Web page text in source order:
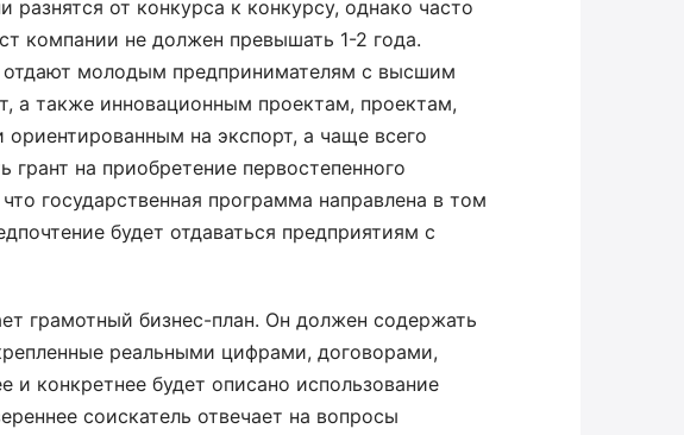
разнятся от конкурса к конкурсу, однако часто
компании не должен превышать 1-2 года.
отдают молодым предпринимателям с высшим
а также инновационным проектам, проектам,
на экспорт, а чаще всего
грант на приобретение первостепенного
государственная программа направлена в том
будет отдаваться предприятиям с
грамотный бизнес-план. Он должен содержать
реальными цифрами, договорами,
конкретнее будет описано использование
соискатель отвечает на вопросы